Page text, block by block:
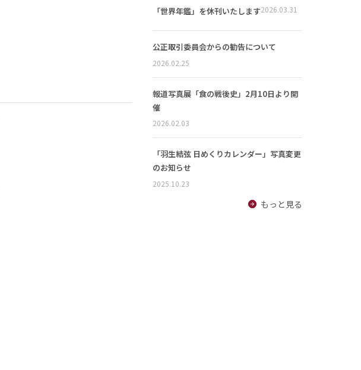
「世界年鑑」を休刊いたします2026.03.31
公正取引委員会からの勧告について
2026.02.25
報道写真展「食の戦後史」2月10日より開
催
2026.02.03
「羽生結弦 日めくりカレンダー」写真変更
のお知らせ
2025.10.23
もっと見る